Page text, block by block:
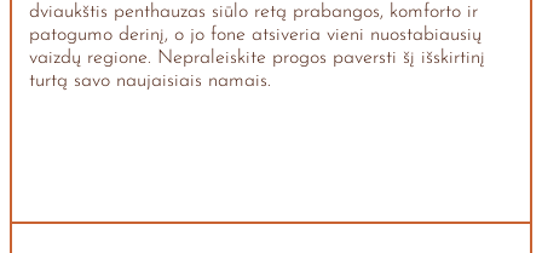
dviaukštis penthauzas siūlo retą prabangos, komforto ir
patogumo derinį, o jo fone atsiveria vieni nuostabiausių
vaizdų regione. Nepraleiskite progos paversti šį išskirtinį
turtą savo naujaisiais namais.